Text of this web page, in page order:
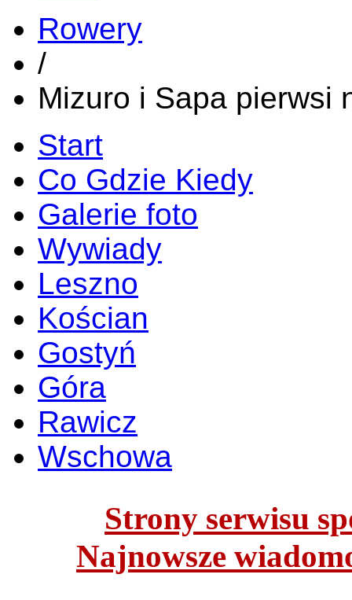
Rowery
/
Mizuro i Sapa pierwsi
Start
Co Gdzie Kiedy
Galerie foto
Wywiady
Leszno
Kościan
Gostyń
Góra
Rawicz
Wschowa
Strony serwisu
Najnowsze